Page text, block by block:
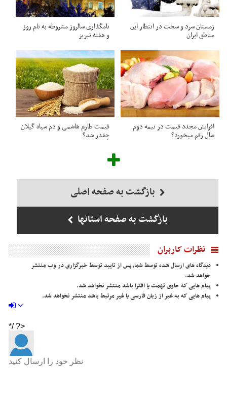
زمستان سرد و سخت در انتظار این
مناطق ایران
نامگذاری سالروز مشروطه به نام روز
و هفته تبریز
افزایش مجدد قیمت در نیمه دوم
سال رقم میخورد؟
قیمت طارم هاشمی و دم سیاه گیلان
چقدر شد؟
بازگشت به صفحه اصلی
بازگشت به صفحه استانها
نظرات کاربران
دیدگاه های ارسال شده توسط شما، پس از تایید توسط خبرگزاری در وب منتشر
خواهد شد.
پیام هایی که حاوی تهمت یا افترا باشد منتشر نخواهد شد.
پیام هایی که به غیر از زبان فارسی یا غیر مرتبط باشد منتشر نخواهد شد.